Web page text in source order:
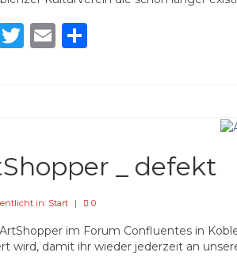
Twitter
Email
_ defekt
in: Start | 0
im Forum Confluentes in
wird, damit ihr wieder jederzeit an